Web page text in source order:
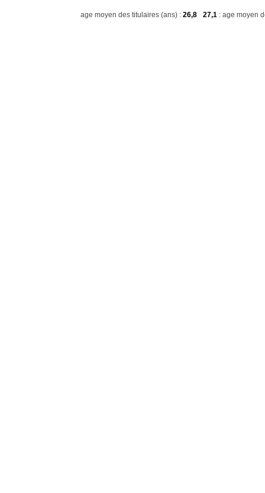
age moyen des titulaires (ans) : 26,8 27,1 : age moyen